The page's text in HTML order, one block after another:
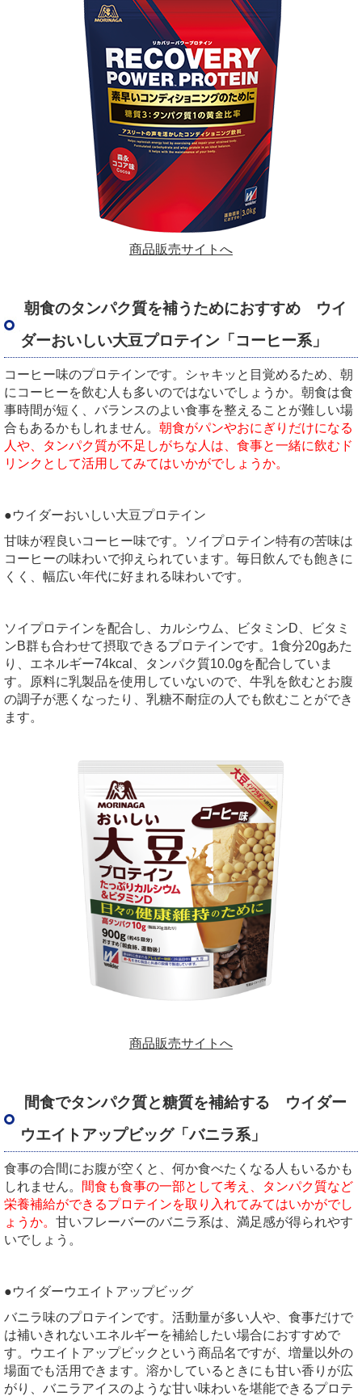
商品販売サイトへ
朝食のタンパク質を補うためにおすすめ ウイ
ダーおいしい大豆プロテイン「コーヒー系」
コーヒー味のプロテインです。シャキッと目覚めるため、朝
にコーヒーを飲む人も多いのではないでしょうか。朝食は食
事時間が短く、バランスのよい食事を整えることが難しい場
合もあるかもしれません。 朝食がパンやおにぎりだけになる
人や、タンパク質が不足しがちな人は、食事と一緒に飲むド
リンクとして活用してみてはいかがでしょうか。
●ウイダーおいしい大豆プロテイン
甘味が程良いコーヒー味です。ソイプロテイン特有の苦味は
コーヒーの味わいで抑えられています。毎日飲んでも飽きに
くく、幅広い年代に好まれる味わいです。
ソイプロテインを配合し、カルシウム、ビタミンD、ビタミ
ンB群も合わせて摂取できるプロテインです。1食分20gあた
り、エネルギー74kcal、タンパク質10.0gを配合していま
す。原料に乳製品を使用していないので、牛乳を飲むとお腹
の調子が悪くなったり、乳糖不耐症の人でも飲むことができ
ます。
商品販売サイトへ
間食でタンパク質と糖質を補給する ウイダー
ウエイトアップビッグ「バニラ系」
食事の合間にお腹が空くと、何か食べたくなる人もいるかも
しれません。
間食も食事の一部として考え、タンパク質など
栄養補給ができるプロテインを取り入れてみてはいかがでし
ょうか。 甘いフレーバーのバニラ系は、満足感が得られやす
いでしょう。
●ウイダーウエイトアップビッグ
バニラ味のプロテインです。活動量が多い人や、食事だけで
は補いきれないエネルギーを補給したい場合におすすめで
す。ウエイトアップビックという商品名ですが、増量以外の
場面でも活用できます。溶かしているときにも甘い香りが広
がり、バニラアイスのような甘い味わいを堪能できるプロテ